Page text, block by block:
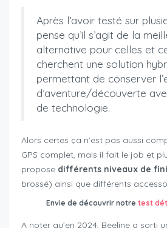
Après l’avoir testé sur
pense qu’il s’agit de la
alternative pour celles et
cherchent une solution
permettant de conserver
d’aventure/découverte
de technologie.
Alors certes ça n’est pas aussi
GPS complet, mais il fait le job et
propose différents niveaux de
brossé) ainsi que différents
Envie de découvrir notre test
A noter qu’en 2024, Beeline a sorti